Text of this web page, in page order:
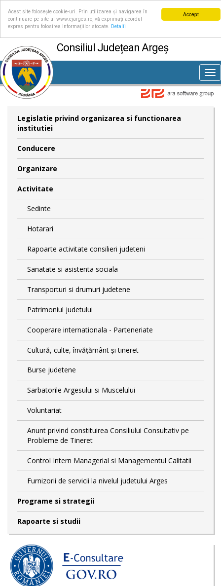
Accept
Acest site folosește cookie-uri. Prin utilizarea și navigarea în
continuare pe site-ul www.cjarges.ro, vă exprimați acordul
expres pentru folosirea informațiilor stocate.
Detalii
Consiliul Județean Argeș
Legislatie privind organizarea si functionarea
institutiei
Conducere
Organizare
Activitate
Sedinte
Hotarari
Rapoarte activitate consilieri judeteni
Sanatate si asistenta sociala
Transporturi si drumuri judetene
Patrimoniul judetului
Cooperare internationala - Parteneriate
Cultură, culte, învățământ și tineret
Burse judetene
Sarbatorile Argesului si Muscelului
Voluntariat
Anunt privind constituirea Consiliului Consultativ pe
Probleme de Tineret
Control Intern Managerial si Managementul Calitatii
Furnizorii de servicii la nivelul judetului Arges
Programe si strategii
Rapoarte si studii